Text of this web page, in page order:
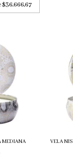
$36.666,67
MEDIANA VELA